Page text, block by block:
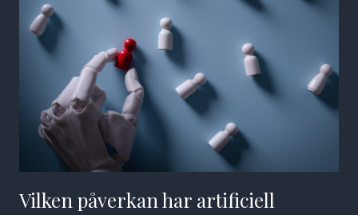
Vilken påverkan har artificiell